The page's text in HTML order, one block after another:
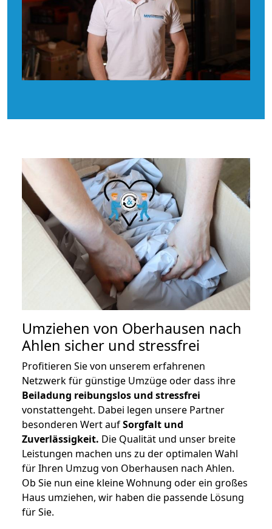
Umziehen von Oberhausen nach
Ahlen sicher und stressfrei
Profitieren Sie von unserem erfahrenen
Netzwerk für günstige Umzüge oder dass ihre
Beiladung reibungslos und stressfrei
vonstattengeht. Dabei legen unsere Partner
besonderen Wert aufSorgfalt und
Zuverlässigkeit. Die Qualität und unser breite
Leistungen machen uns zu der optimalen Wahl
für Ihren Umzug von Oberhausen nach Ahlen.
Ob Sie nun eine kleine Wohnung oder ein großes
Haus umziehen, wir haben die passende Lösung
für Sie.